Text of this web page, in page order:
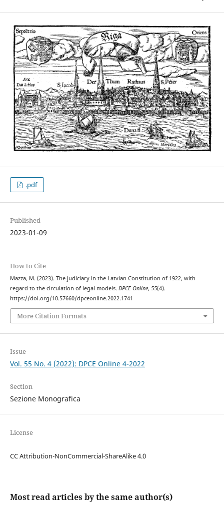
.pdf
Published
2023-01-09
How to Cite
Mazza, M. (2023). The judiciary in the Latvian Constitution of 1922, with
regard to the circulation of legal models. DPCE Online, 55(4).
https://doi.org/10.57660/dpceonline.2022.1741
More Citation Formats
Issue
Vol. 55 No. 4 (2022): DPCE Online 4-2022
Section
Sezione Monografica
License
CC Attribution-NonCommercial-ShareAlike 4.0
Most read articles by the same author(s)